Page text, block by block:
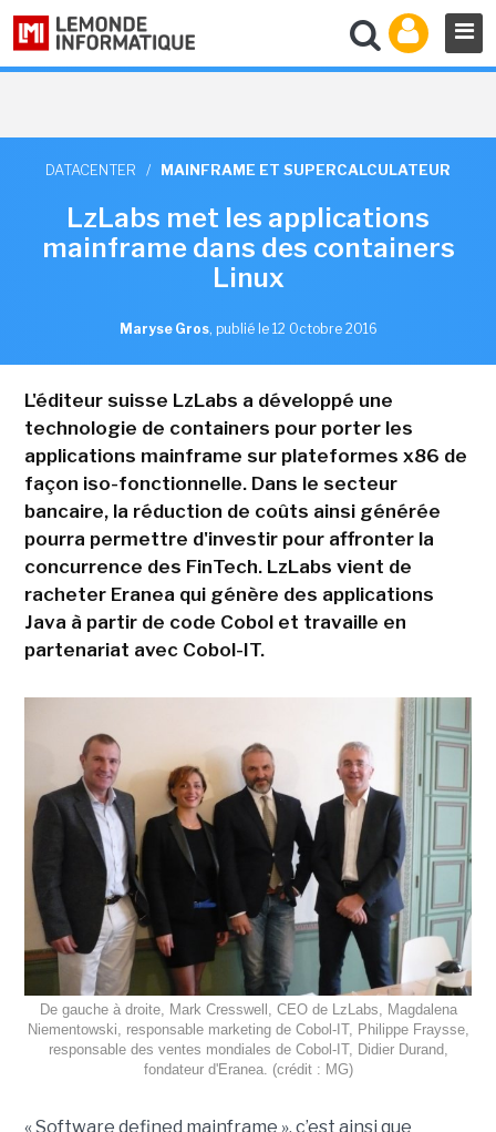
DATACENTER / MAINFRAME ET SUPERCALCULATEUR
LzLabs met les applications
mainframe dans des containers
Linux
Maryse Gros, publié le 12 Octobre 2016
L'éditeur suisse LzLabs a développé une
technologie de containers pour porter les
applications mainframe sur plateformes x86 de
façon iso-fonctionnelle. Dans le secteur
bancaire, la réduction de coûts ainsi générée
pourra permettre d'investir pour affronter la
concurrence des FinTech. LzLabs vient de
racheter Eranea qui génère des applications
Java à partir de code Cobol et travaille en
partenariat avec Cobol-IT.
De gauche à droite, Mark Cresswell, CEO de LzLabs, Magdalena
Niementowski, responsable marketing de Cobol-IT, Philippe Fraysse,
responsable des ventes mondiales de Cobol-IT, Didier Durand,
fondateur d'Eranea. (crédit : MG)
« Software defined mainframe », c’est ainsi que